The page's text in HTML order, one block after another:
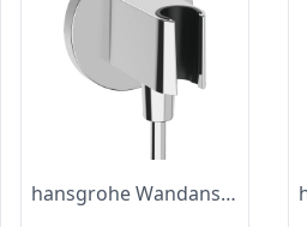
hansgrohe Wandanschluss mit Duschkopfhalterung FixFit S, Chrom